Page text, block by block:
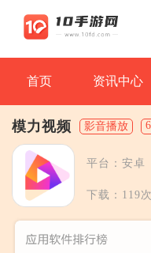
首页 资讯中心
模力视频 影音播放
平台：安卓
下载：119次